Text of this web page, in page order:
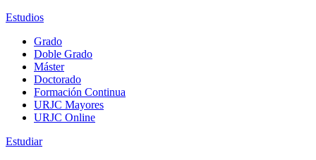
Estudios
Grado
Doble Grado
Máster
Doctorado
Formación Continua
URJC Mayores
URJC Online
Estudiar